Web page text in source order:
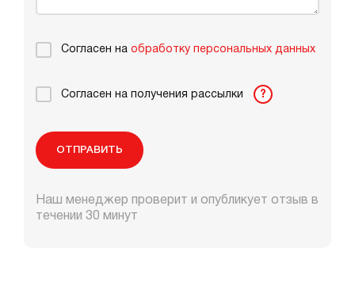
Согласен на обработку персональных данных
Согласен на получения рассылки ?
ОТПРАВИТЬ
Наш менеджер проверит и опубликует отзыв в
течении 30 минут